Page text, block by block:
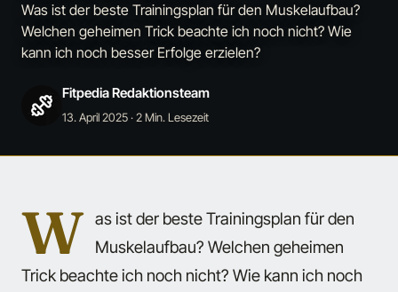
Was ist der beste Trainingsplan für den Muskelaufbau?
Welchen geheimen Trick beachte ich noch nicht? Wie
kann ich noch besser Erfolge erzielen?
Fitpedia Redaktionsteam
13. April 2025· 2 Min. Lesezeit
W as ist der beste Trainingsplan für den
Muskelaufbau? Welchen geheimen
Trick beachte ich noch nicht? Wie kann ich noch